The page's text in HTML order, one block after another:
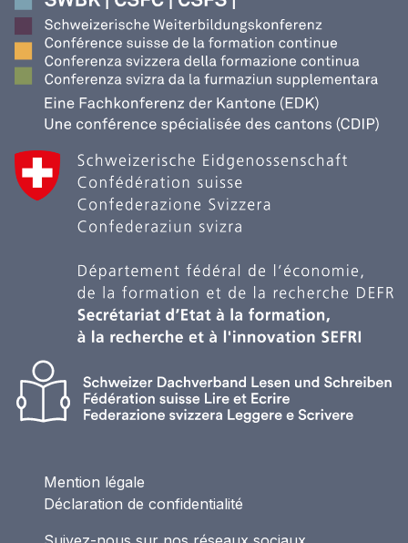
Mention légale
Déclaration de confidentialité